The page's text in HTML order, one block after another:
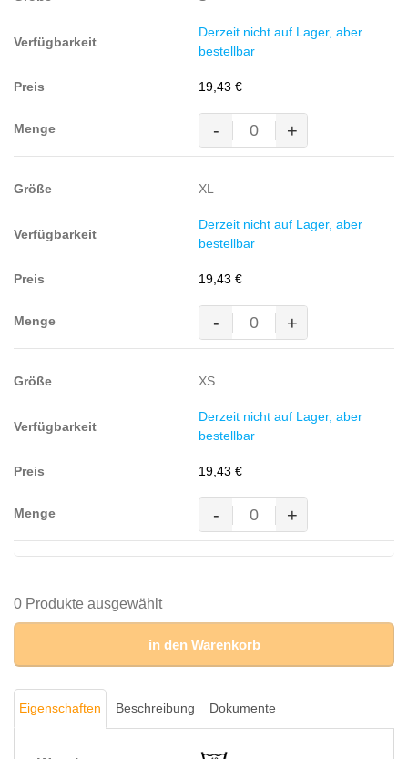
(60%
Polyester,
180
g/m²)
Derzeit nicht auf Lager, aber
bestellbar
19,43 €
MASCOT® BORNEO Polo-
Shirt,
(60%
Polyester,
180
g/m²)
- +
XL
Derzeit nicht auf Lager, aber
bestellbar
19,43 €
MASCOT® BORNEO Polo-
Shirt,
(60%
Polyester,
180
g/m²)
- +
XS
Derzeit nicht auf Lager, aber
bestellbar
19,43 €
MASCOT® BORNEO Polo-
Shirt,
WEISS
180
- +
0 Produkte ausgewählt
in den Warenkorb
Eigenschaften Beschreibung Dokumente